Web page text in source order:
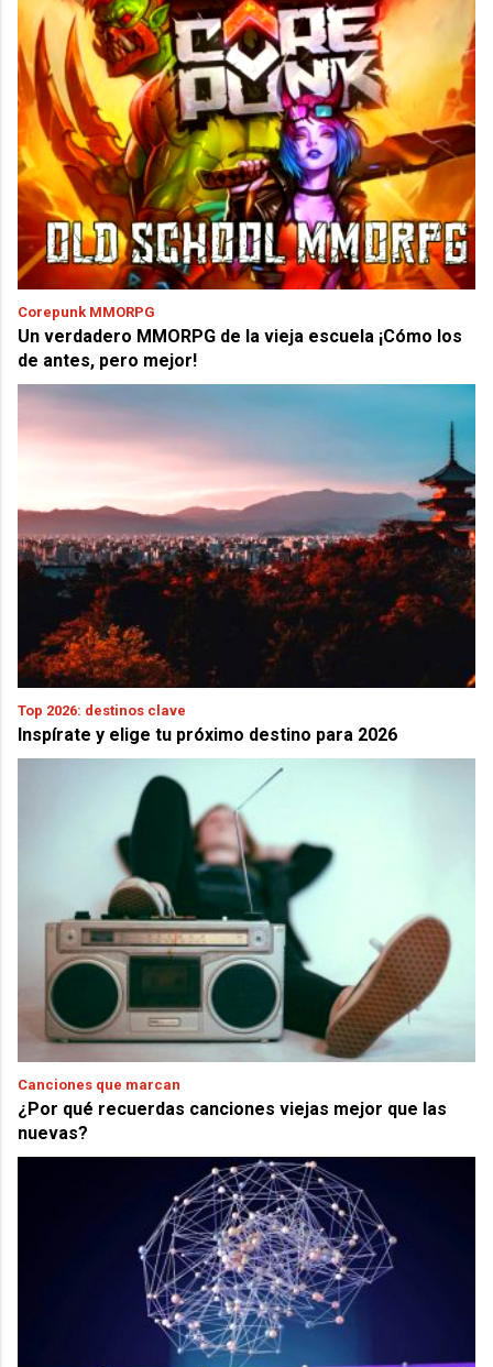
Corepunk MMORPG
Un verdadero MMORPG de la vieja escuela ¡Cómo los
de antes, pero mejor!
Top 2026: destinos clave
Inspírate y elige tu próximo destino para 2026
Canciones que marcan
¿Por qué recuerdas canciones viejas mejor que las
nuevas?